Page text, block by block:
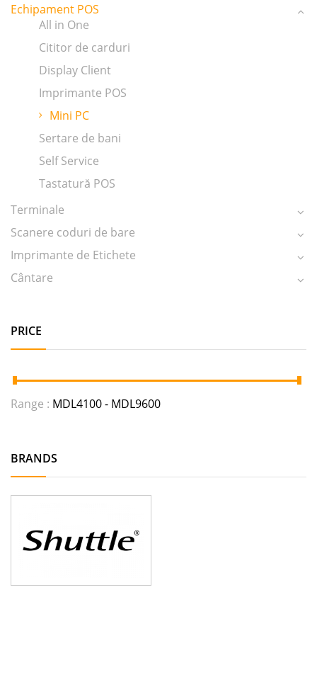
Echipament POS
All in One
Cititor de carduri
Display Client
Imprimante POS
Mini PC
Sertare de bani
Self Service
Tastatură POS
Terminale
Scanere coduri de bare
Imprimante de Etichete
Cântare
PRICE
Range : MDL4100 - MDL9600
BRANDS